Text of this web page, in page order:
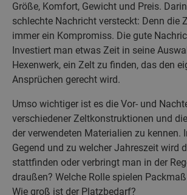
Größe, Komfort, Gewicht und Preis.
schlechte Nachricht versteckt: Denn die
immer ein Kompromiss. Die gute
Investiert man etwas Zeit in seine
Hexenwerk, ein Zelt zu finden, das den
Ansprüchen gerecht wird.
Umso wichtiger ist es die Vor- und
verschiedener Zeltkonstruktionen und
der verwendeten Materialien zu kennen.
Gegend und zu welcher Jahreszeit wird
stattfinden oder verbringt man in der
draußen? Welche Rolle spielen
Wie groß ist der Platzbedarf?